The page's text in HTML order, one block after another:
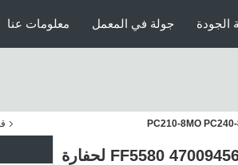
معلومات عنا جولة في المعمل الجودة
CX-282 مرشح الوقود الرمي 600-311-3750 FF5580 4700945624 3973232 لحفارة